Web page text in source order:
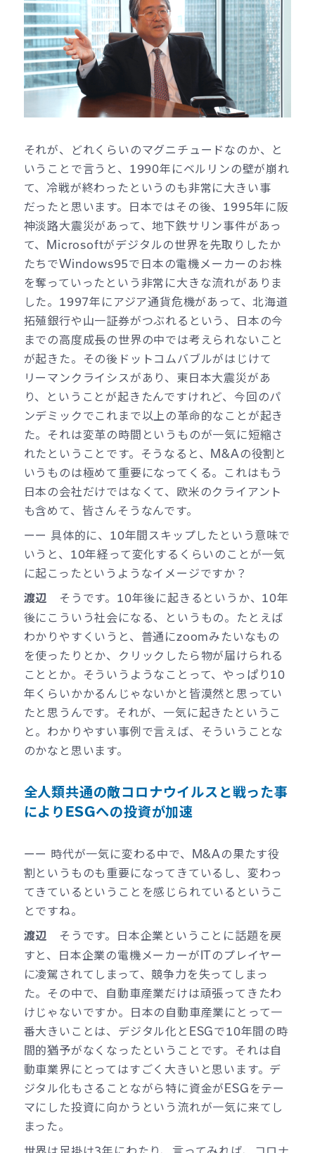
それが、どれくらいのマグニチュードなのか、と
いうことで言うと、1990年にベルリンの壁が崩れ
て、冷戦が終わったというのも非常に大きい事
だったと思います。日本ではその後、1995年に阪
神淡路大震災があって、地下鉄サリン事件があっ
て、Microsoftがデジタルの世界を先取りしたか
たちでWindows95で日本の電機メーカーのお株
を奪っていったという非常に大きな流れがありま
した。1997年にアジア通貨危機があって、北海道
拓殖銀行や山一証券がつぶれるという、日本の今
までの高度成長の世界の中では考えられないこと
が起きた。その後ドットコムバブルがはじけて
リーマンクライシスがあり、東日本大震災があ
り、ということが起きたんですけれど、今回のパ
ンデミックでこれまで以上の革命的なことが起き
た。それは変革の時間というものが一気に短縮さ
れたということです。そうなると、M&Aの役割と
いうものは極めて重要になってくる。これはもう
日本の会社だけではなくて、欧米のクライアント
も含めて、皆さんそうなんです。
ーー 具体的に、10年間スキップしたという意味で
いうと、10年経って変化するくらいのことが一気
に起こったというようなイメージですか？
渡辺
そうです。10年後に起きるというか、10年
後にこういう社会になる、というもの。たとえば
わかりやすくいうと、普通にzoomみたいなもの
を使ったりとか、クリックしたら物が届けられる
こととか。そういうようなことって、やっぱり10
年くらいかかるんじゃないかと皆漠然と思ってい
たと思うんです。それが、一気に起きたというこ
と。わかりやすい事例で言えば、そういうことな
のかなと思います。
全人類共通の敵コロナウイルスと戦った事
によりESGへの投資が加速
ーー 時代が一気に変わる中で、M&Aの果たす役
割というものも重要になってきているし、変わっ
てきているということを感じられているというこ
とですね。
渡辺
そうです。日本企業ということに話題を戻
すと、日本企業の電機メーカーがITのプレイヤー
に凌駕されてしまって、競争力を失ってしまっ
た。その中で、自動車産業だけは頑張ってきたわ
けじゃないですか。日本の自動車産業にとって一
番大きいことは、デジタル化とESGで10年間の時
間的猶予がなくなったということです。それは自
動車業界にとってはすごく大きいと思います。デ
ジタル化もさることながら特に資金がESGをテー
マにした投資に向かうという流れが一気に来てし
まった。